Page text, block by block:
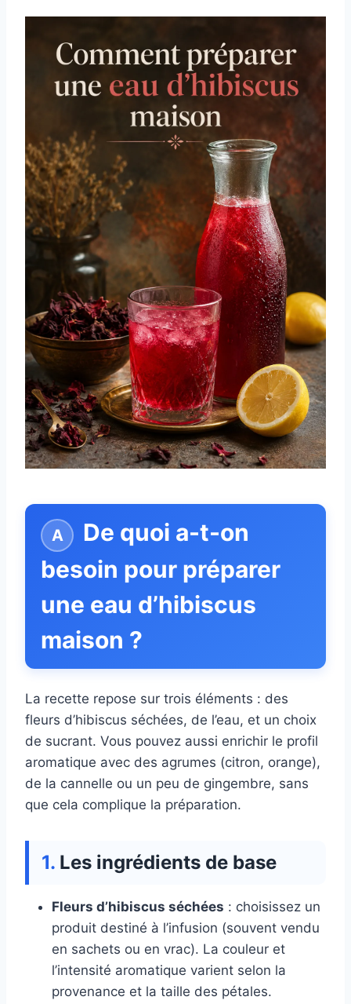
De quoi a-t-on
besoin pour préparer
une eau d’hibiscus
maison ?
La recette repose sur trois éléments : des
fleurs d’hibiscus séchées, de l’eau, et un choix
de sucrant. Vous pouvez aussi enrichir le profil
aromatique avec des agrumes (citron, orange),
de la cannelle ou un peu de gingembre, sans
que cela complique la préparation.
Les ingrédients de base
Fleurs d’hibiscus séchées : choisissez un
produit destiné à l’infusion (souvent vendu
en sachets ou en vrac). La couleur et
l’intensité aromatique varient selon la
provenance et la taille des pétales.